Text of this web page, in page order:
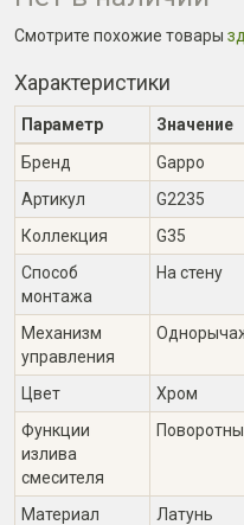
Смотрите похожие товары
Характеристики
Параметр
Значение
Бренд
Gappo
Артикул
G2235
Коллекция
G35
Способ
монтажа
На стену
Механизм
управления
Цвет
Хром
Функции
излива
смесителя
Материал
Латунь